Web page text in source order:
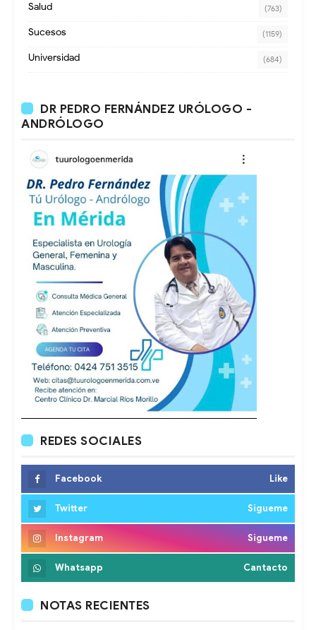
Salud (763)
Sucesos (1159)
Universidad (684)
DR PEDRO FERNÁNDEZ URÓLOGO -
ANDRÓLOGO
REDES SOCIALES
Facebook Like
Twitter Sigueme
Instagram Sigueme
Whatsapp Cantacto
NOTAS RECIENTES